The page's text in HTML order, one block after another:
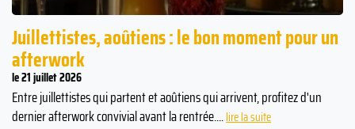
Juillettistes, aoûtiens : le bon moment pour un
afterwork
le 21 juillet 2026
Entre juillettistes qui partent et aoûtiens qui arrivent, profitez d'un
dernier afterwork convivial avant la rentrée....lire la suite